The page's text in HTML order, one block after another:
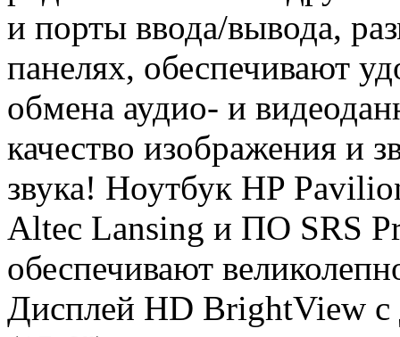
и порты ввода/вывода,
панелях, обеспечивают
обмена аудио- и
качество изображения и
звука! Ноутбук HP
Altec Lansing и ПО SRS
обеспечивают
Дисплей HD BrightView с